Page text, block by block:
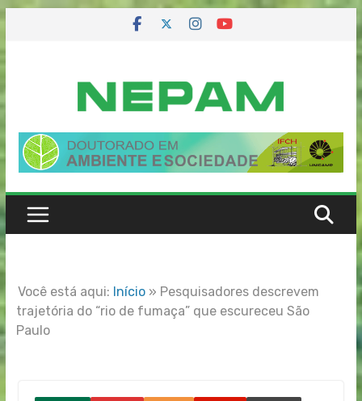
Skip
Você está aqui: Início» Pesquisadores descrevem
trajetória do “rio de fumaça” que escureceu São
Paulo